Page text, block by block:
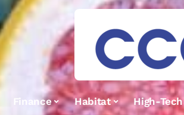
Finance Habitat High-Tech